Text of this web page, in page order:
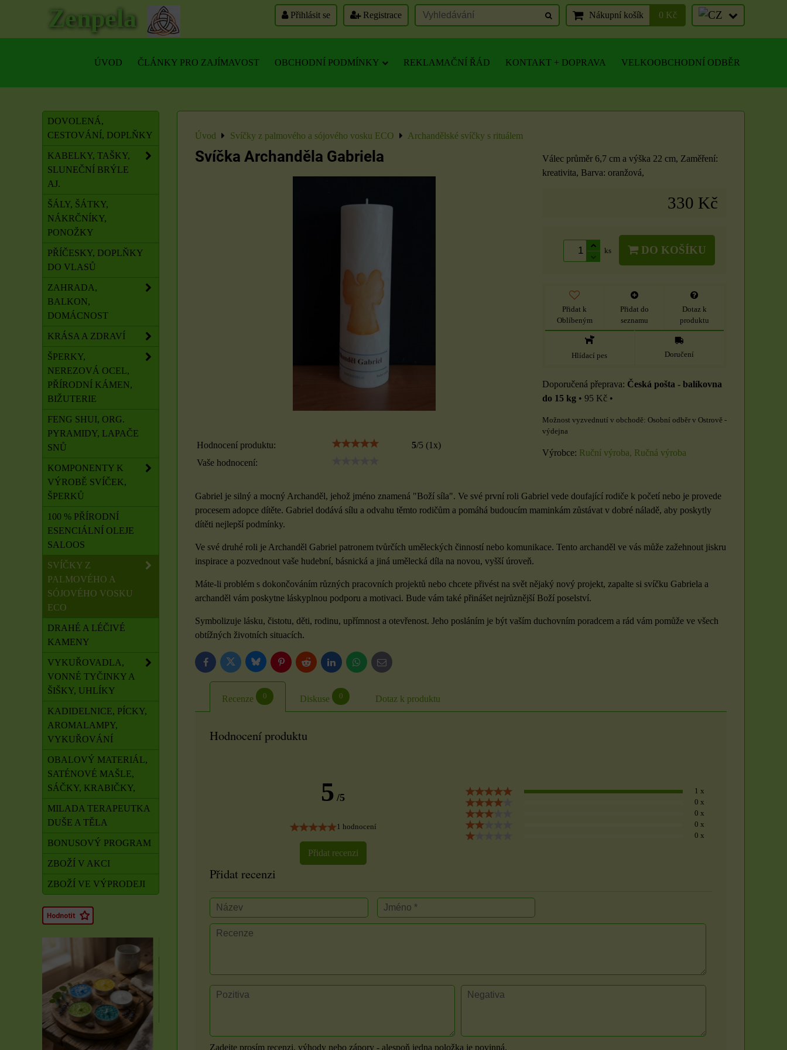
Zenpela Přihlásit se Registrace Nákupní košík 0 Kč
ÚVOD ČLÁNKY PRO ZAJÍMAVOST OBCHODNÍ PODMÍNKY REKLAMAČNÍ ŘÁD KONTAKT + DOPRAVA VELKOOBCHODNÍ ODBĚR
Úvod Svíčky z palmového a sójového vosku ECO Archandělské svíčky s rituálem
Svíčka Archanděla Gabriela
Hodnocení produktu: 5/5 (1 x)
Vaše hodnocení:
Válec průměr 6,7 cm a výška 22 cm, Zaměření:
kreativita, Barva: oranžová,
330 Kč
ks DO KOŠÍKU
Přidat k
Oblíbeným
Přidat do
seznamu
Dotaz k
produktu
Hlídací pes Doručení
Česká pošta - balíkovna
do 15 kg • 95 Kč •
Osobní odběr v Ostrově -
výdejna
Výrobce: Ruční výroba, Ručná výroba
Gabriel je silný a mocný Archanděl, jehož jméno znamená "Boží síla". Ve své první roli Gabriel vede doufající rodiče k početí nebo je provede
procesem adopce dítěte. Gabriel dodává sílu a odvahu těmto rodičům a pomáhá budoucím maminkám zůstávat v dobré náladě, aby poskytly
dítěti nejlepší podmínky.
Ve své druhé roli je Archanděl Gabriel patronem tvůrčích uměleckých činností nebo komunikace. Tento archanděl ve vás může zažehnout jiskru
inspirace a pozvednout vaše hudební, básnická a jiná umělecká díla na novou, vyšší úroveň.
Máte-li problém s dokončováním různých pracovních projektů nebo chcete přivést na svět nějaký nový projekt, zapalte si svíčku Gabriela a
archanděl vám poskytne láskyplnou podporu a motivaci. Bude vám také přinášet nejrůznější Boží poselství.
Symbolizuje lásku, čistotu, děti, rodinu, upřímnost a otevřenost. Jeho posláním je být vaším duchovním poradcem a rád vám pomůže ve všech
obtížných životních situacích.
FacebookTwitter BlueskyPinterestReddit LinkedInWhatsApp
E-
mail
Recenze 0 Diskuse 0 Dotaz k produktu
Hodnocení produktu
5 /5
1 hodnocení
Přidat recenzi
1 x
0 x
0 x
0 x
0 x
Přidat recenzi
Zadejte prosím recenzi, výhody nebo zápory - alespoň jedna položka je povinná.
DOVOLENÁ,
CESTOVÁNÍ, DOPLŇKY
KABELKY, TAŠKY,
SLUNEČNÍ BRÝLE
AJ.
ŠÁLY, ŠÁTKY,
NÁKRČNÍKY,
PONOŽKY
PŘÍČESKY, DOPLŇKY
DO VLASŮ
ZAHRADA,
BALKON,
DOMÁCNOST
KRÁSA A ZDRAVÍ
ŠPERKY,
NEREZOVÁ OCEL,
PŘÍRODNÍ KÁMEN,
BIŽUTERIE
FENG SHUI, ORG.
PYRAMIDY, LAPAČE
SNŮ
KOMPONENTY K
VÝROBĚ SVÍČEK,
ŠPERKŮ
100 % PŘÍRODNÍ
ESENCIÁLNÍ OLEJE
SALOOS
SVÍČKY Z
PALMOVÉHO A
SÓJOVÉHO VOSKU
ECO
DRAHÉ A LÉČIVÉ
KAMENY
VYKUŘOVADLA,
VONNÉ TYČINKY A
ŠIŠKY, UHLÍKY
KADIDELNICE, PÍCKY,
AROMALAMPY,
VYKUŘOVÁNÍ
OBALOVÝ MATERIÁL,
SATÉNOVÉ MAŠLE,
SÁČKY, KRABIČKY,
MILADA TERAPEUTKA
DUŠE A TĚLA
BONUSOVÝ PROGRAM
ZBOŽÍ V AKCI
ZBOŽÍ VE VÝPRODEJI
Rituál Zdraví a
Sada 3 rituálních